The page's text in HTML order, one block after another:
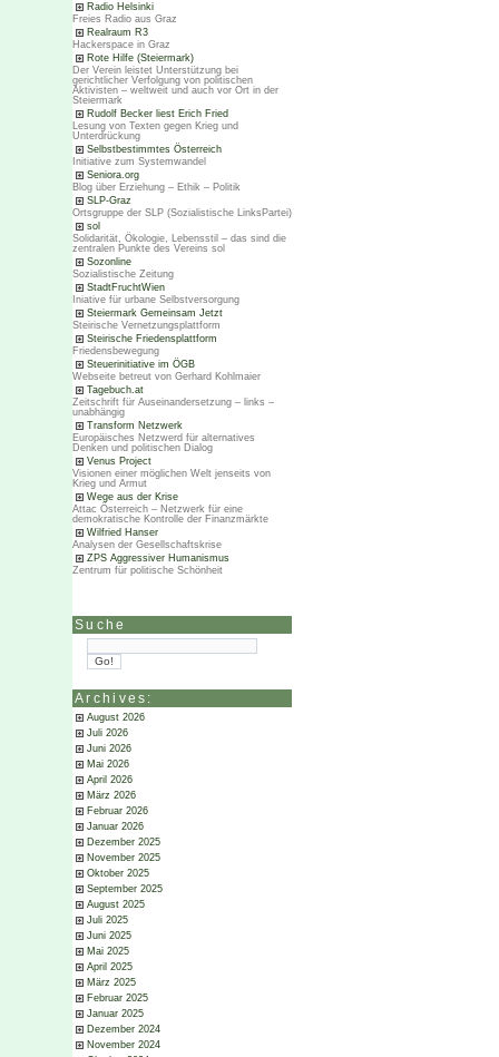
Radio Helsinki
Freies Radio aus Graz
Realraum R3
Hackerspace in Graz
Rote Hilfe (Steiermark)
Der Verein leistet Unterstützung bei
gerichtlicher Verfolgung von politischen
Aktivisten – weltweit und auch vor Ort in der
Steiermark
Rudolf Becker liest Erich Fried
Lesung von Texten gegen Krieg und
Unterdrückung
Selbstbestimmtes Österreich
Initiative zum Systemwandel
Seniora.org
Blog über Erziehung – Ethik – Politik
SLP-Graz
Ortsgruppe der SLP (Sozialistische LinksPartei)
sol
Solidarität, Ökologie, Lebensstil – das sind die
zentralen Punkte des Vereins sol
Sozonline
Sozialistische Zeitung
StadtFruchtWien
Iniative für urbane Selbstversorgung
Steiermark Gemeinsam Jetzt
Steirische Vernetzungsplattform
Steirische Friedensplattform
Friedensbewegung
Steuerinitiative im ÖGB
Webseite betreut von Gerhard Kohlmaier
Tagebuch.at
Zeitschrift für Auseinandersetzung – links –
unabhängig
Transform Netzwerk
Europäisches Netzwerd für alternatives
Denken und politischen Dialog
Venus Project
Visionen einer möglichen Welt jenseits von
Krieg und Armut
Wege aus der Krise
Attac Österreich – Netzwerk für eine
demokratische Kontrolle der Finanzmärkte
Wilfried Hanser
Analysen der Gesellschaftskrise
ZPS Aggressiver Humanismus
Zentrum für politische Schönheit
Suche
Archives:
August 2026
Juli 2026
Juni 2026
Mai 2026
April 2026
März 2026
Februar 2026
Januar 2026
Dezember 2025
November 2025
Oktober 2025
September 2025
August 2025
Juli 2025
Juni 2025
Mai 2025
April 2025
März 2025
Februar 2025
Januar 2025
Dezember 2024
November 2024